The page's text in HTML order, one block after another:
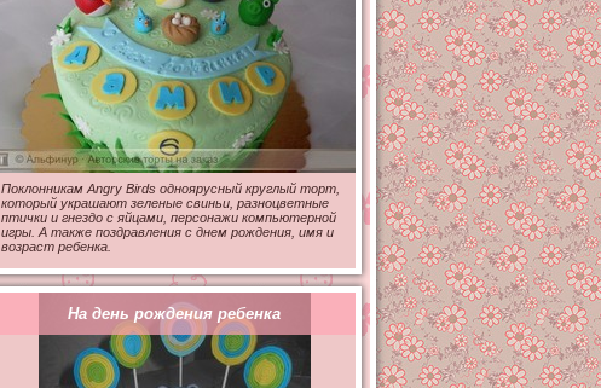
Поклонникам Angry Birds одноярусный круглый торт,
который украшают зеленые свиньи, разноцветные
птички и гнездо с яйцами, персонажи компьютерной
игры. А также поздравления с днем рождения, имя и
возраст ребенка.
На день рождения ребенка